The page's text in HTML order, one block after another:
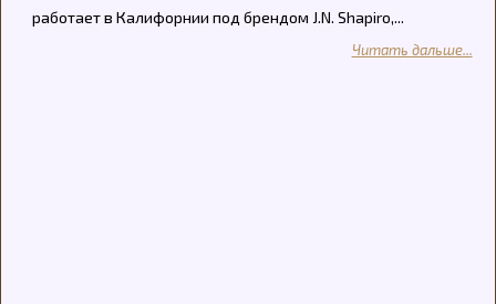
работает в Калифорнии под брендом J.N. Shapiro,...
Читать дальше...